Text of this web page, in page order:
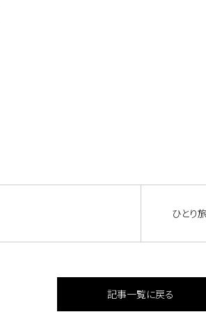
ひとり
記事一覧に戻る